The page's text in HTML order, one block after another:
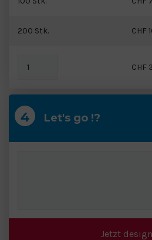
200 Stk. CHF
CHF
Let's go !?
Jetzt